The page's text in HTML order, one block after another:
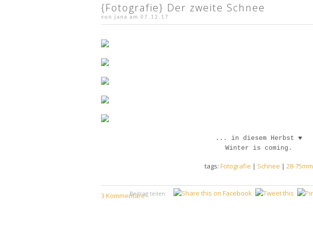
{Fotografie} Der zweite Schnee
von jana am 07.12.17
... in diesem Herbst ♥
Winter is coming.
tags: Fotografie | Schnee | 28-75mm
3 KommentareBeitrag teilen: